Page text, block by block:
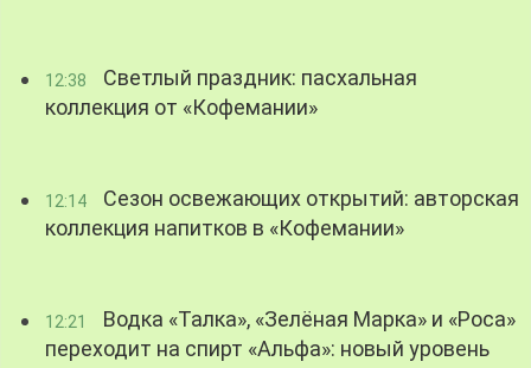
12:38
Светлый праздник: пасхальная
коллекция от «Кофемании»
12:14
Сезон освежающих открытий: авторская
коллекция напитков в «Кофемании»
12:21
Водка «Талка», «Зелёная Марка» и «Роса»
переходит на спирт «Альфа»: новый уровень